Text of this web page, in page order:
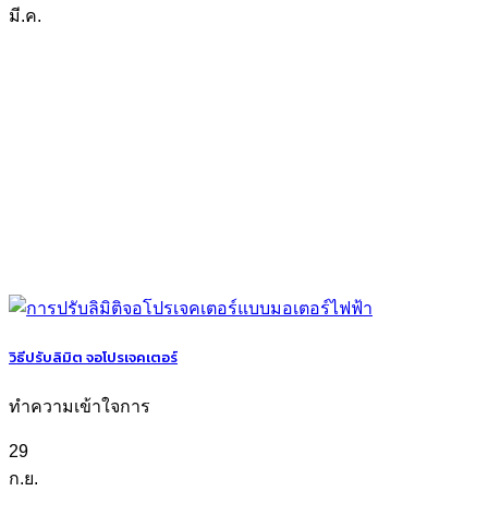
มี.ค.
วิธีปรับลิมิต จอโปรเจคเตอร์
ทำความเข้าใจการ
29
ก.ย.